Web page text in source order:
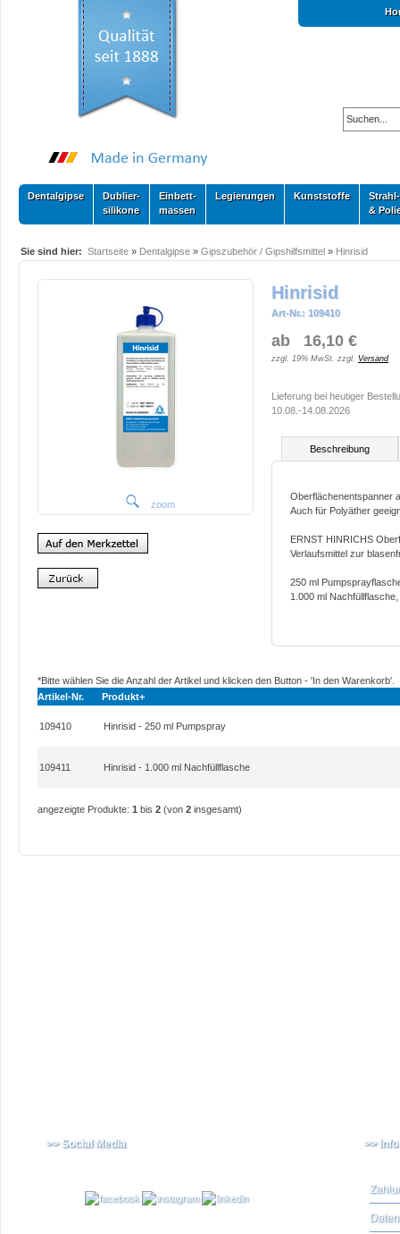
Dentalgipse
Dublier-
silikone
Einbett-
massen
Legierungen Kunststoffe
Strahl-
&
Sie sind hier: Startseite » Dentalgipse » Gipszubehör / Gipshilfsmittel » Hinrisid
zoom
Hinrisid
Art-Nr.: 109410
ab 16,10 €
zzgl. 19% MwSt. zzgl. Versand
Lieferung bei heutiger
10.08.-14.08.2026
Beschreibung
Oberflächenentspanner
Auch für Polyäther
ERNST HINRICHS
Verlaufsmittel zur
250 ml
1.000 ml Nachfüllflasche,
*Bitte wählen Sie die Anzahl der Artikel und klicken den Button - 'In den Warenkorb'.
Artikel-Nr.
Produkt+
109410 Hinrisid - 250 ml Pumpspray
109411 Hinrisid - 1.000 ml Nachfüllflasche
angezeigte Produkte: 1 bis 2 (von 2 insgesamt)
>> Social Media >>